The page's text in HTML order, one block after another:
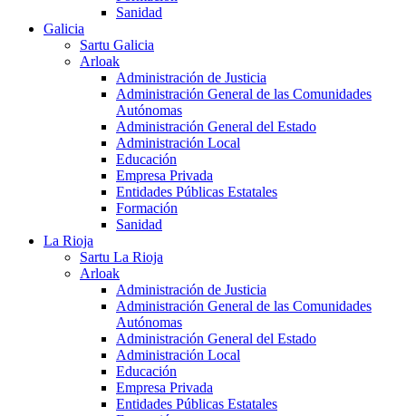
Sanidad
Galicia
Sartu Galicia
Arloak
Administración de Justicia
Administración General de las Comunidades
Autónomas
Administración General del Estado
Administración Local
Educación
Empresa Privada
Entidades Públicas Estatales
Formación
Sanidad
La Rioja
Sartu La Rioja
Arloak
Administración de Justicia
Administración General de las Comunidades
Autónomas
Administración General del Estado
Administración Local
Educación
Empresa Privada
Entidades Públicas Estatales